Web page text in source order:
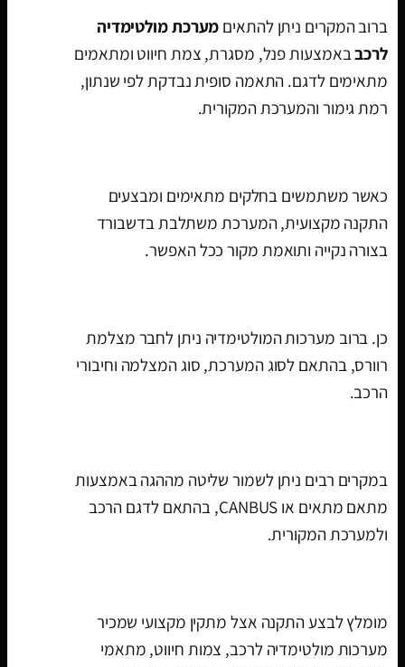
ברוב המקרים ניתן להתאים מערכת מולטימדיה
לרכבבאמצעות פנל, מסגרת, צמת חיווט ומתאמים
מתאימים לדגם. התאמה סופית נבדקת לפי שנתון,
רמת גימור והמערכת המקורית.
כאשר משתמשים בחלקים מתאימים ומבצעים
התקנה מקצועית, המערכת משתלבת בדשבורד
בצורה נקייה ותואמת מקור ככל האפשר.
כן. ברוב מערכות המולטימדיה ניתן לחבר מצלמת
רוורס, בהתאם לסוג המערכת, סוג המצלמה וחיבורי
הרכב.
במקרים רבים ניתן לשמור שליטה מההגה באמצעות
מתאם מתאים או CANBUS, בהתאם לדגם הרכב
ולמערכת המקורית.
מומלץ לבצע התקנה אצל מתקין מקצועי שמכיר
מערכות מולטימדיה לרכב, צמות חיווט, מתאמי